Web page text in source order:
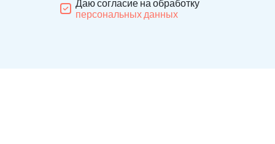
Даю согласие на обработку
персональных данных